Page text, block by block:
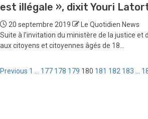
est illégale », dixit Youri
20 septembre 2019
Le Quotidien News
Suite à l'invitation du ministère de la justice et
aux citoyens et citoyennes âgés de 18...
Pagination
Previous 1 177 178 179 180 181 182 183